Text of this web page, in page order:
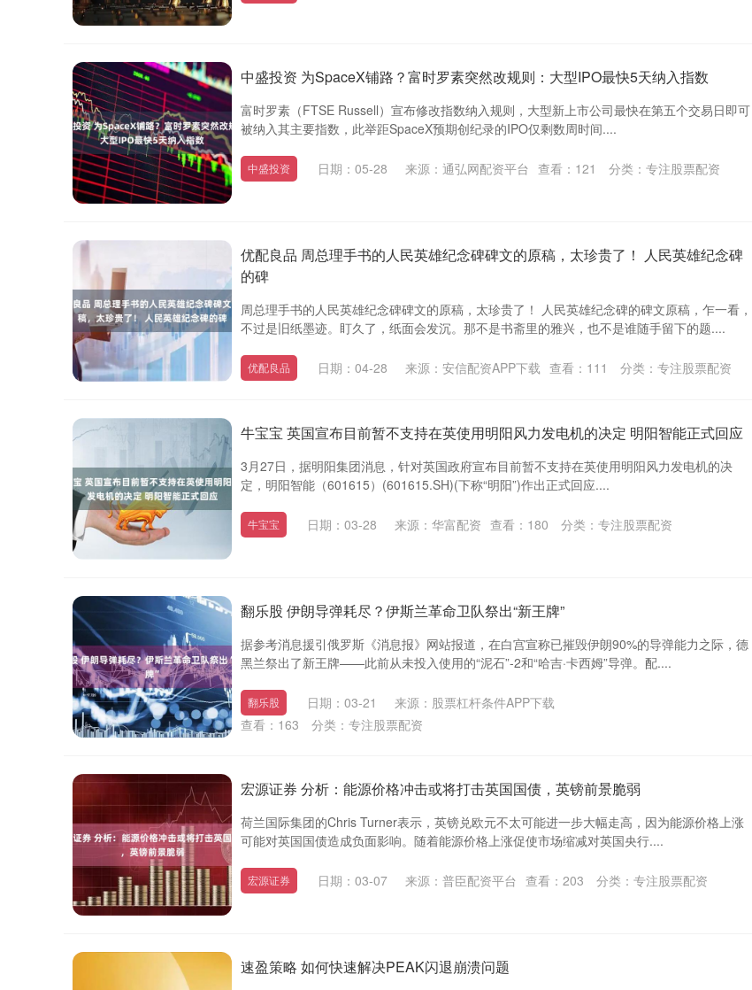
中盛投资 为SpaceX铺路？富时罗素突然改规则：大型IPO最快5天纳入指数
富时罗素（FTSE Russell）宣布修改指数纳入规则，大型新上市公司最快在第五个交易日即可
被纳入其主要指数，此举距SpaceX预期创纪录的IPO仅剩数周时间....
中盛投资 日期：05-28 来源：通弘网配资平台 查看： 121 分类： 专注股票配资
优配良品 周总理手书的人民英雄纪念碑碑文的原稿，太珍贵了！ 人民英雄纪念碑
的碑
周总理手书的人民英雄纪念碑碑文的原稿，太珍贵了！ 人民英雄纪念碑的碑文原稿，乍一看，
不过是旧纸墨迹。盯久了，纸面会发沉。那不是书斋里的雅兴，也不是谁随手留下的题....
优配良品 日期：04-28 来源：安信配资APP下载 查看： 111 分类： 专注股票配资
牛宝宝 英国宣布目前暂不支持在英使用明阳风力发电机的决定 明阳智能正式回应
3月27日，据明阳集团消息，针对英国政府宣布目前暂不支持在英使用明阳风力发电机的决
定，明阳智能（601615）(601615.SH)(下称“明阳”)作出正式回应....
牛宝宝 日期：03-28 来源：华富配资 查看： 180 分类： 专注股票配资
翻乐股 伊朗导弹耗尽？伊斯兰革命卫队祭出“新王牌”
据参考消息援引俄罗斯《消息报》网站报道，在白宫宣称已摧毁伊朗90%的导弹能力之际，德
黑兰祭出了新王牌——此前从未投入使用的“泥石”-2和“哈吉·卡西姆”导弹。配....
翻乐股 日期：03-21
来源：股票杠杆条件APP下载
查看： 163 分类： 专注股票配资
宏源证券 分析：能源价格冲击或将打击英国国债，英镑前景脆弱
荷兰国际集团的Chris Turner表示，英镑兑欧元不太可能进一步大幅走高，因为能源价格上涨
可能对英国国债造成负面影响。随着能源价格上涨促使市场缩减对英国央行....
宏源证券 日期：03-07 来源：普臣配资平台 查看： 203 分类： 专注股票配资
速盈策略 如何快速解决PEAK闪退崩溃问题
1.02% 深证成指 14311.01 200.89 1.42% 沪深300 4694.44 43.13 0.93%